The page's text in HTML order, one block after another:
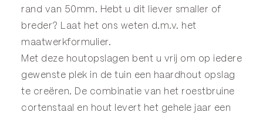
rand van 50mm. Hebt u dit liever smaller of
breder? Laat het ons weten d.m.v. het
maatwerkformulier.
Met deze houtopslagen bent u vrij om op iedere
gewenste plek in de tuin een haardhout opslag
te creëren. De combinatie van het roestbruine
cortenstaal en hout levert het gehele jaar een